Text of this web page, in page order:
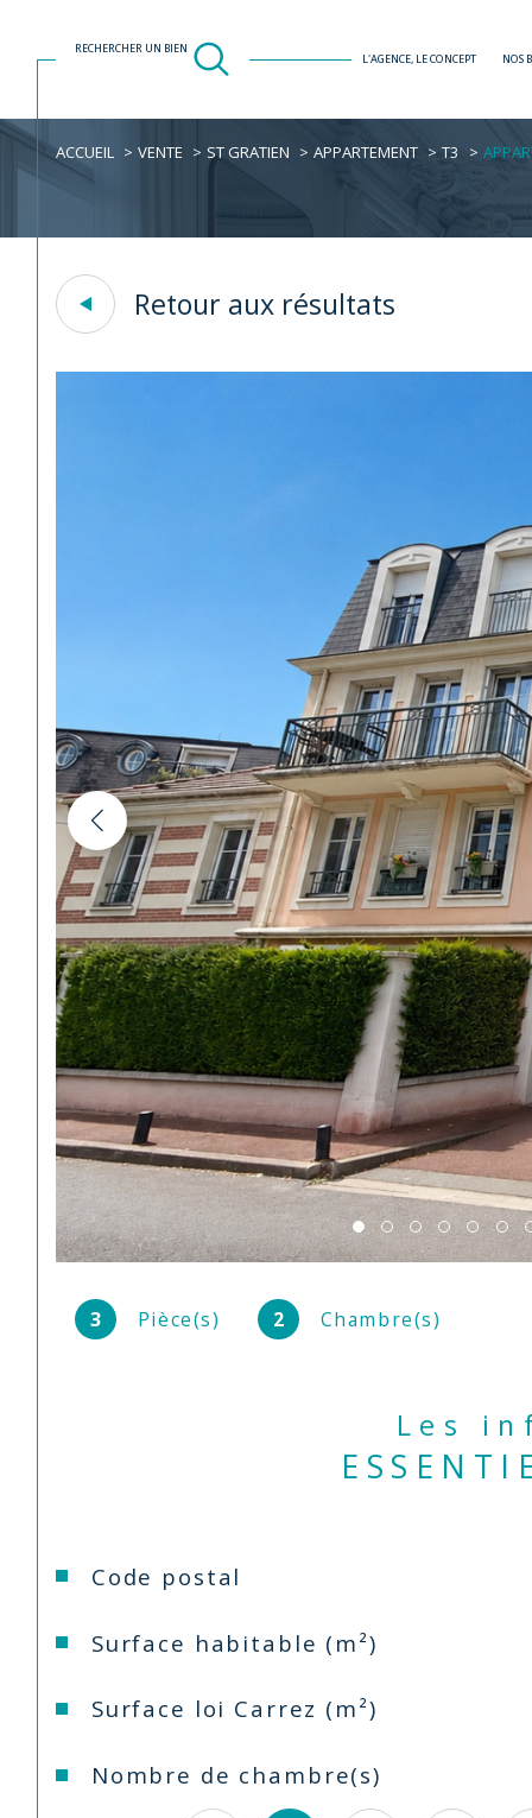
L'AGENCE, LE CONCEPT NOS
RECHERCHER UN BIEN
ACCUEIL VENTE ST GRATIEN APPARTEMENT T3
Retour aux résultats
3 Pièce(s) 2 Chambre(s)
Les
Caractéristiques Valeurs
Code postal
Surface habitable (m²)
Surface loi Carrez (m²)
Nombre de chambre(s)